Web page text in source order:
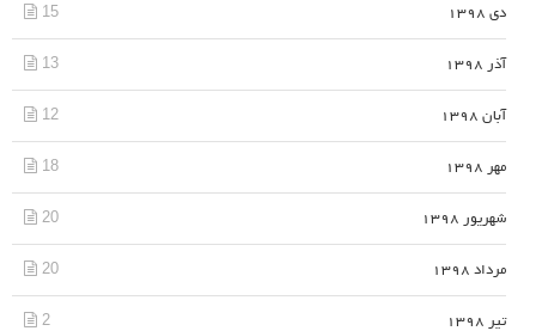
دی 1398 15
آذر 1398 13
آبان 1398 12
مهر 1398 18
شهریور 1398 20
مرداد 1398 20
تیر 1398 2